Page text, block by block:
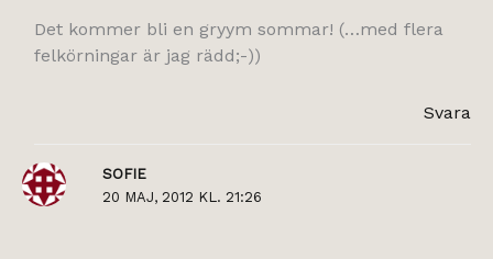
Det kommer bli en gryym sommar! (…med flera
felkörningar är jag rädd;-))
Svara
SOFIE
20 MAJ, 2012 KL. 21:26